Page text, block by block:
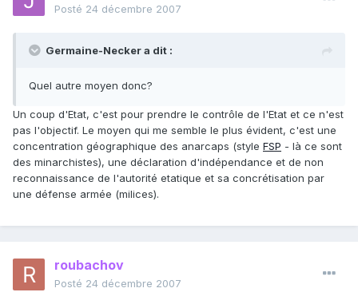
Posté 24 décembre 2007
Germaine-Necker a dit :
Quel autre moyen donc?
Un coup d'Etat, c'est pour prendre le contrôle de l'Etat et ce n'est
pas l'objectif. Le moyen qui me semble le plus évident, c'est une
concentration géographique des anarcaps (style FSP - là ce sont
des minarchistes), une déclaration d'indépendance et de non
reconnaissance de l'autorité etatique et sa concrétisation par
une défense armée (milices).
roubachov
Posté 24 décembre 2007